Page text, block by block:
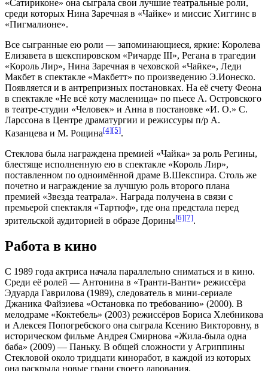
«Сатириконе» она сыграла свои лучшие театральные роли,
среди которых Нина Заречная в «Чайке» и миссис Хиггинс в
«Пигмалионе».
Все сыгранные ею роли — запоминающиеся, яркие: Королева
Елизавета в шекспировском «Ричарде III», Регана в трагедии
«Король Лир», Нина Заречная в чеховской «Чайке», Леди
Макбет в спектакле «Макбетт» по произведению Э.Ионеско.
Появляется и в антрепризных постановках. На её счету Феона
в спектакле «Не всё коту масленица» по пьесе А. Островского
в театре-студии «Человек» и Анна в постановке «И. О.» С.
Ларссона в Центре драматургии и режиссуры п/р А.
Казанцева и М. Рощина[4][5].
Стеклова была награждена премией «Чайка» за роль Регины,
блестяще исполненную ею в спектакле «Король Лир»,
поставленном по одноимённой драме В.Шекспира. Столь же
почетно и награждение за лучшую роль второго плана
премией «Звезда театрала». Награда получена в связи с
премьерой спектакля «Тартюф», где она предстала перед
зрительской аудиторией в образе Дорины[6][7].
Работа в кино
С 1989 года актриса начала параллельно сниматься и в кино.
Среди её ролей — Антонина в «Транти-Ванти» режиссёра
Эдуарда Гаврилова (1989), следователь в мини-сериале
Джаника Файзиева «Остановка по требованию» (2000). В
мелодраме «Коктебель» (2003) режиссёров Бориса Хлебникова
и Алексея Попогребского она сыграла Ксению Викторовну, в
историческом фильме Андрея Смирнова «Жила-была одна
баба» (2009) — Паньку. В общей сложности у Агриппины
Стекловой около тридцати киноработ, в каждой из которых
она раскрыла новые грани своего дарования.